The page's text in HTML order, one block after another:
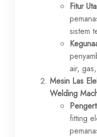
Fitur
sistem
air,
Mesin Las
Welding
fitting